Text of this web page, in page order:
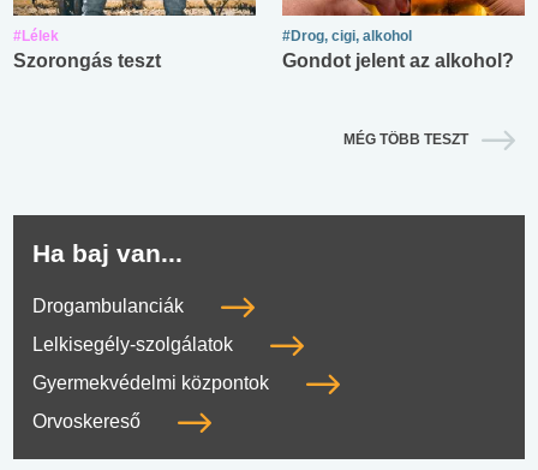
#Lélek
Szorongás teszt
#Drog, cigi, alkohol
Gondot jelent az alkohol?
MÉG TÖBB TESZT
Ha baj van...
Drogambulanciák
Lelkisegély-szolgálatok
Gyermekvédelmi központok
Orvoskereső